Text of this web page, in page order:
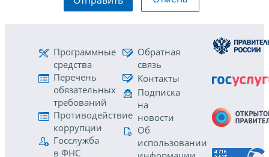
Программные
средства
Перечень
обязательных
требований
Противодействие
коррупции
Госслужба
в ФНС
Обратная
связь
Контакты
Подписка
на
новости
Об
использовании